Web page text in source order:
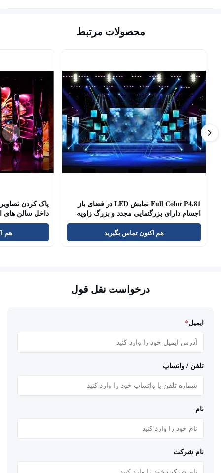
محصولات مرتبط
Full Color P4.81 نمایش LED در فضای باز
اجسام دارای بزرگنمایی مجدد و بزرگ زاویه
دید
هم اکنون تماس بگیرید
داخل سالن های
هم
درخواست نقل قول
ایمیل*
تلفن / واتساپ
نام
نام شرکت